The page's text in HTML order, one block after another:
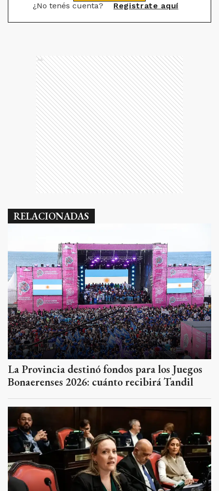
¿No tenés cuenta? Registrate aquí
Ads
RELACIONADAS
La Provincia destinó fondos para los Juegos
Bonaerenses 2026: cuánto recibirá Tandil